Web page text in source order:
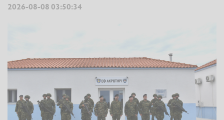
2026-08-08 03:50:34